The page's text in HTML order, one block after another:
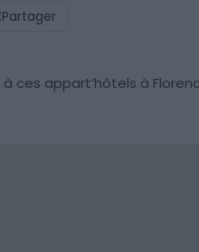
Partager
ces appart’hôtels à